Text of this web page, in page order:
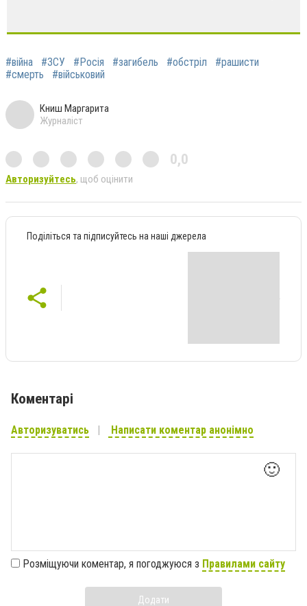
#війна #ЗСУ #Росія #загибель #обстріл
#рашисти
#смерть
#військовий
Книш Маргарита
Журналіст
0,0
Авторизуйтесь, щоб оцінити
Поділіться та підписуйтесь на наші джерела
Коментарі
Авторизуватись Написати коментар анонімно
🙂
Розміщуючи коментар, я погоджуюся з Правилами сайту
Додати